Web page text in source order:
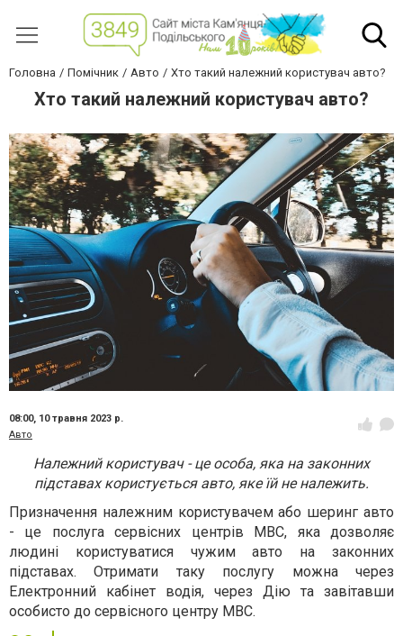
Головна Помічник Авто Хто такий належний користувач авто?
Хто такий належний користувач авто?
08:00, 10 травня 2023 р.
Авто
Належний користувач - це особа, яка на законних
підставах користується авто, яке їй не належить.
Призначення належним користувачем або шеринг авто
- це послуга сервісних центрів МВС, яка дозволяє
людині користуватися чужим авто на законних
підставах. Отримати таку послугу можна через
Електронний кабінет водія, через Дію та завітавши
особисто до сервісного центру МВС.